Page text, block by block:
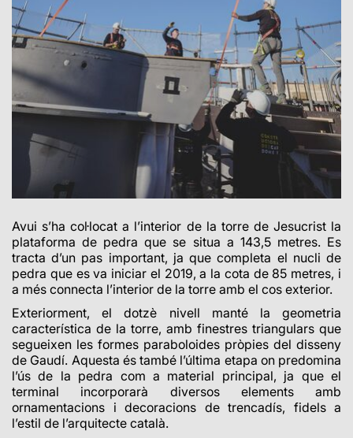
Avui s’ha col·locat a l’interior de la torre de Jesucrist la
plataforma de pedra que se situa a 143,5 metres. Es
tracta d’un pas important, ja que completa el nucli de
pedra que es va iniciar el 2019, a la cota de 85 metres, i
a més connecta l’interior de la torre amb el cos exterior.
Exteriorment, el dotzè nivell manté la geometria
característica de la torre, amb finestres triangulars que
segueixen les formes paraboloides pròpies del disseny
de Gaudí. Aquesta és també l’última etapa on predomina
l’ús de la pedra com a material principal, ja que el
terminal incorporarà diversos elements amb
ornamentacions i decoracions de trencadís, fidels a
l’estil de l’arquitecte català.